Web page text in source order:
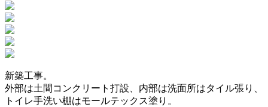
新築工事。
外部は土間コンクリート打設、内部は洗面所はタイル張り、
トイレ手洗い棚はモールテックス塗り。